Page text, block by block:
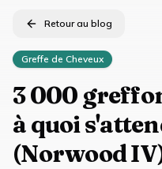
Retour au blog
Greffe de Cheveux
3 000
à quoi
(Norwood